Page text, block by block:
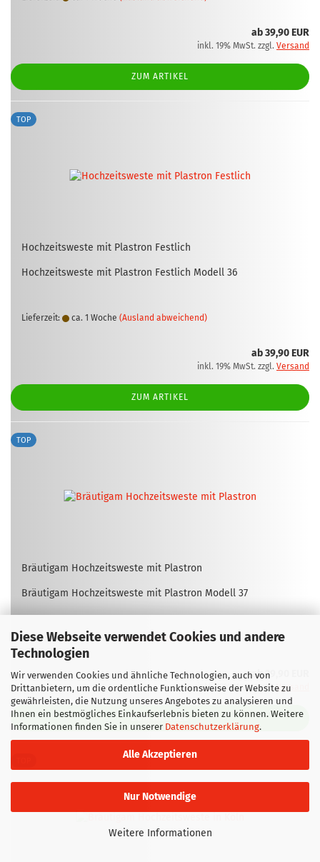
Diese Webseite verwendet Cookies und andere
Technologien
Wir verwenden Cookies und ähnliche Technologien, auch von
Drittanbietern, um die ordentliche Funktionsweise der Website zu
gewährleisten, die Nutzung unseres Angebotes zu analysieren und
Ihnen ein bestmögliches Einkaufserlebnis bieten zu können. Weitere
Informationen finden Sie in unserer Datenschutzerklärung.
Alle Akzeptieren
Nur Notwendige
Weitere Informationen
ab 39,90 EUR
inkl. 19% MwSt. zzgl. Versand
ZUM ARTIKEL
TOP
Hoch­zeits­wes­te mit Plas­tron Fest­lich
Hoch­zeits­wes­te mit Plas­tron Fest­lich Mo­dell 36
Lieferzeit: ca. 1 Woche (Ausland abweichend)
ab 39,90 EUR
inkl. 19% MwSt. zzgl. Versand
ZUM ARTIKEL
TOP
Bräu­ti­gam Hoch­zeits­wes­te mit Plas­tron
Bräu­ti­gam Hoch­zeits­wes­te mit Plas­tron Mo­dell 37
Lieferzeit: ca. 1 Woche (Ausland abweichend)
ab 39,90 EUR
inkl. 19% MwSt. zzgl.Versand
ZUM ARTIKEL